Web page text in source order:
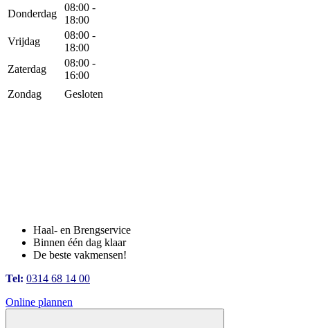
Donderdag
08:00 -
18:00
Vrijdag
08:00 -
18:00
Zaterdag
08:00 -
16:00
Zondag
Gesloten
Haal- en Brengservice
Binnen één dag klaar
De beste vakmensen!
Tel: 0314 68 14 00
Online plannen